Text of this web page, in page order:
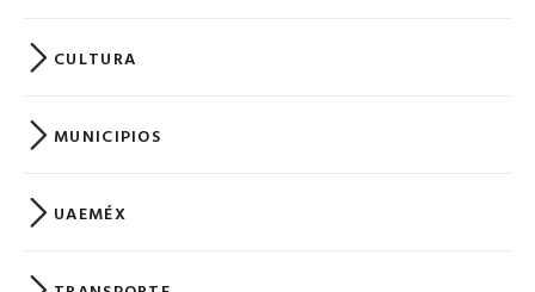
CULTURA
MUNICIPIOS
UAEMÉX